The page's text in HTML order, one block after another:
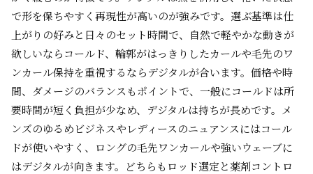
で形を保ちやすく再現性が高いのが強みです。選ぶ基準は仕
上がりの好みと日々のセット時間で、自然で軽やかな動きが
欲しいならコールド、輪郭がはっきりしたカールや毛先のワ
ンカール保持を重視するならデジタルが合います。価格や時
間、ダメージのバランスもポイントで、一般にコールドは所
要時間が短く負担が少なめ、デジタルは持ちが長めです。メ
ンズのゆるめビジネスやレディースのニュアンスにはコール
ドが使いやすく、ロングの毛先ワンカールや強いウェーブに
はデジタルが向きます。どちらもロッド選定と薬剤コントロ